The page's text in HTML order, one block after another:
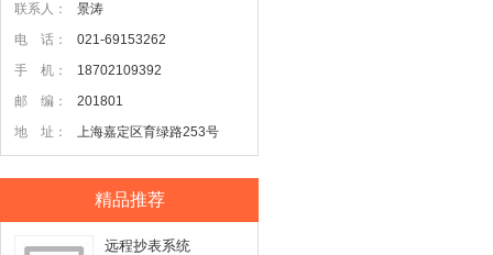
联系人：
景涛
电 话：
021-69153262
手 机：
18702109392
邮 编：
201801
地 址：
上海嘉定区育绿路253号
精品推荐
远程抄表系统